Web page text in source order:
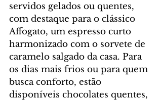
servidos gelados ou quentes,
com destaque para o clássico
Affogato, um espresso curto
harmonizado com o sorvete de
caramelo salgado da casa. Para
os dias mais frios ou para quem
busca conforto, estão
disponíveis chocolates quentes,